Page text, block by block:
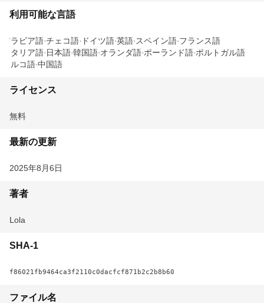
利用可能な言語
アラビア語 チェコ語 ドイツ語 英語 スペイン語 フランス語
イタリア語 日本語 韓国語 オランダ語 ポーランド語 ポルトガル語
トルコ語 中国語
ライセンス
無料
最新の更新
2025年8月6日
著者
Lola
SHA-1
f86021fb9464ca3f2110c0dacfcf871b2c2b8b60
ファイル名